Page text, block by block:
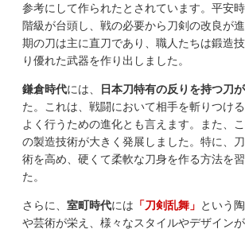
参考にして作られたとされています。平安
階級が台頭し、戦の必要から刀剣の改良が
期の刀は主に直刀であり、職人たちは鍛造
り優れた武器を作り出しました。
鎌倉時代には、 日本刀特有の反りを持つ刀
た。これは、戦闘において相手を斬りつけ
よく行うための進化とも言えます。また、
の製造技術が大きく発展しました。特に、
術を高め、硬くて柔軟な刀身を作る方法を
た。
さらに、 室町時代には 「刀剣乱舞」 という
や芸術が栄え、様々なスタイルやデザイン